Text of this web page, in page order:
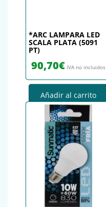
*ARC LAMPARA LED
SCALA PLATA (5091
PT)
90,70€ IVA no incluidos
Añadir al carrito